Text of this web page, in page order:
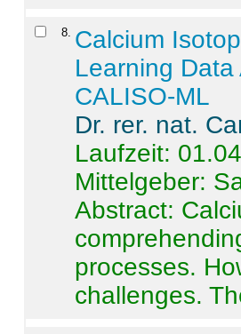
8 Calcium
Learning Data
CALISO-ML
Dr. rer. nat.
Laufzeit:
Mittelgeber:
Abstract:
processes.
challenges.